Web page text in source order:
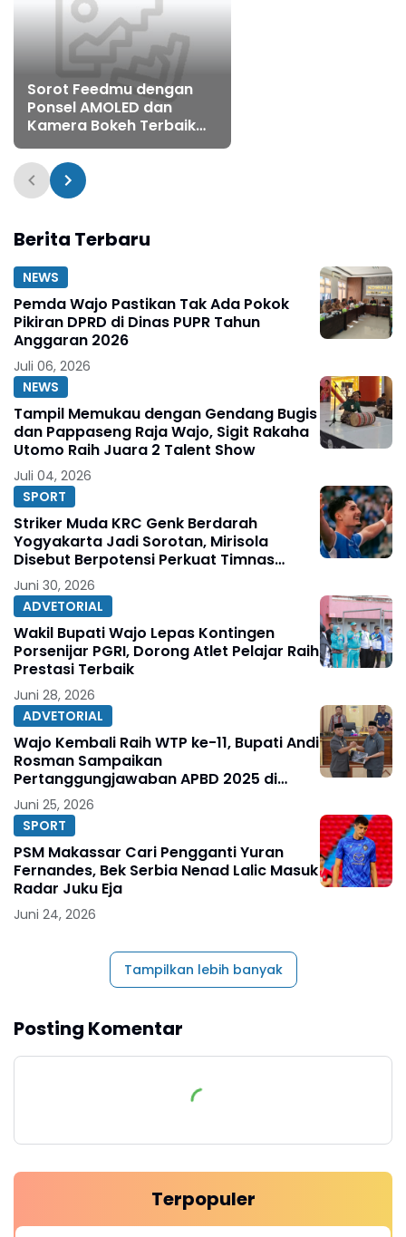
Sorot Feedmu dengan
Ponsel AMOLED dan
Kamera Bokeh Terbaik
Tahun 2025 – Harga
Tetap Terjangkau!
Berita Terbaru
NEWS
Pemda Wajo Pastikan Tak Ada Pokok
Pikiran DPRD di Dinas PUPR Tahun
Anggaran 2026
Juli 06, 2026
NEWS
Tampil Memukau dengan Gendang Bugis
dan Pappaseng Raja Wajo, Sigit Rakaha
Utomo Raih Juara 2 Talent Show
Juli 04, 2026
SPORT
Striker Muda KRC Genk Berdarah
Yogyakarta Jadi Sorotan, Mirisola
Disebut Berpotensi Perkuat Timnas
Indonesia
Juni 30, 2026
ADVETORIAL
Wakil Bupati Wajo Lepas Kontingen
Porsenijar PGRI, Dorong Atlet Pelajar Raih
Prestasi Terbaik
Juni 28, 2026
ADVETORIAL
Wajo Kembali Raih WTP ke-11, Bupati Andi
Rosman Sampaikan
Pertanggungjawaban APBD 2025 di
DPRD
Juni 25, 2026
SPORT
PSM Makassar Cari Pengganti Yuran
Fernandes, Bek Serbia Nenad Lalic Masuk
Radar Juku Eja
Juni 24, 2026
Tampilkan lebih banyak
Posting Komentar
Terpopuler